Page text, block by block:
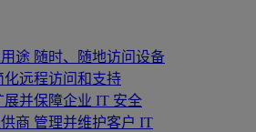
途 随时、随地访问设备
化远程访问和支持
展并保障企业 IT 安全
商 管理并维护客户 IT